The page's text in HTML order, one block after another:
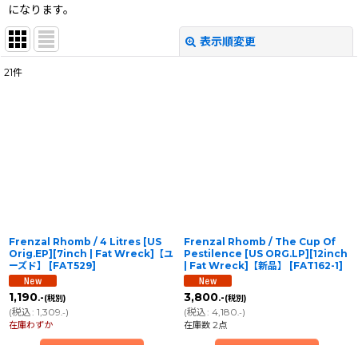
になります。
表示順変更
21件
Frenzal Rhomb / 4 Litres [US
Orig.EP][7inch | Fat Wreck]【ユ
ーズド】
[FAT529]
1,190.-(税別)
(税込: 1,309.-)
在庫わずか
Frenzal Rhomb / The Cup Of
Pestilence [US ORG.LP][12inch
| Fat Wreck]【新品】
[FAT162-1]
3,800.-(税別)
(税込: 4,180.-)
在庫数 2点